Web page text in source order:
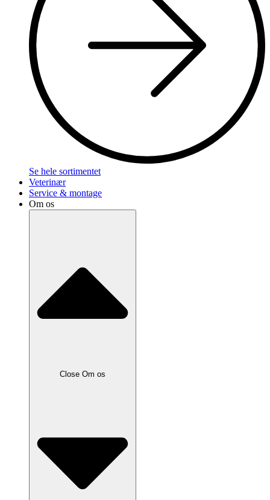
Se hele sortimentet
Veterinær
Service & montage
Om os
Close Om os